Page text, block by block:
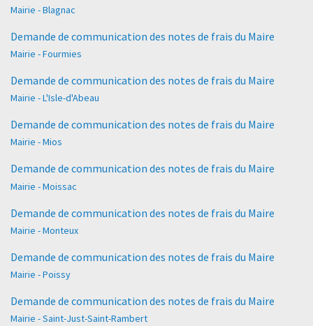
Mairie - Blagnac
Demande de communication des notes de frais du Maire
Mairie - Fourmies
Demande de communication des notes de frais du Maire
Mairie - L'Isle-d'Abeau
Demande de communication des notes de frais du Maire
Mairie - Mios
Demande de communication des notes de frais du Maire
Mairie - Moissac
Demande de communication des notes de frais du Maire
Mairie - Monteux
Demande de communication des notes de frais du Maire
Mairie - Poissy
Demande de communication des notes de frais du Maire
Mairie - Saint-Just-Saint-Rambert